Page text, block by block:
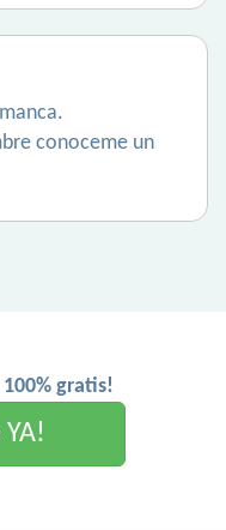
conoceme un
gratis!